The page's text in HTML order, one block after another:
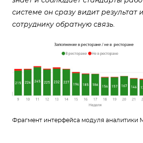
системе он сразу видит результат
сотруднику обратную связь.
Фрагмент интерфейса модуля аналитики